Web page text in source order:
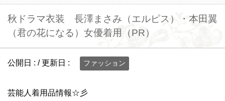
秋ドラマ衣装 長澤まさみ（エルピス）・本田翼
（君の花になる）女優着用（PR）
公開日 : / 更新日 : ファッション
芸能人着用品情報☆彡